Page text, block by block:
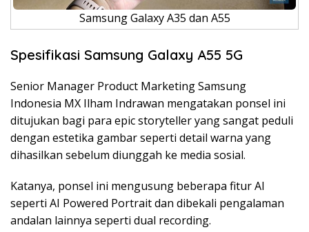
Samsung Galaxy A35 dan A55
Spesifikasi Samsung Galaxy A55 5G
Senior Manager Product Marketing Samsung
Indonesia MX Ilham Indrawan mengatakan ponsel ini
ditujukan bagi para epic storyteller yang sangat peduli
dengan estetika gambar seperti detail warna yang
dihasilkan sebelum diunggah ke media sosial.
Katanya, ponsel ini mengusung beberapa fitur AI
seperti AI Powered Portrait dan dibekali pengalaman
andalan lainnya seperti dual recording.